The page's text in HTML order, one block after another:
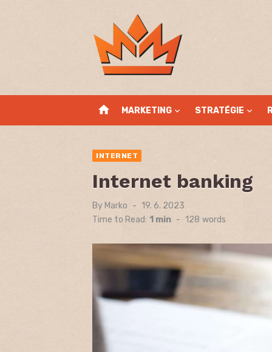
home MARKETING STRATÉGIE
INTERNET
Internet banking
By Marko
Posted
on
19. 6. 2023
Time to Read: 1 min - 128 words